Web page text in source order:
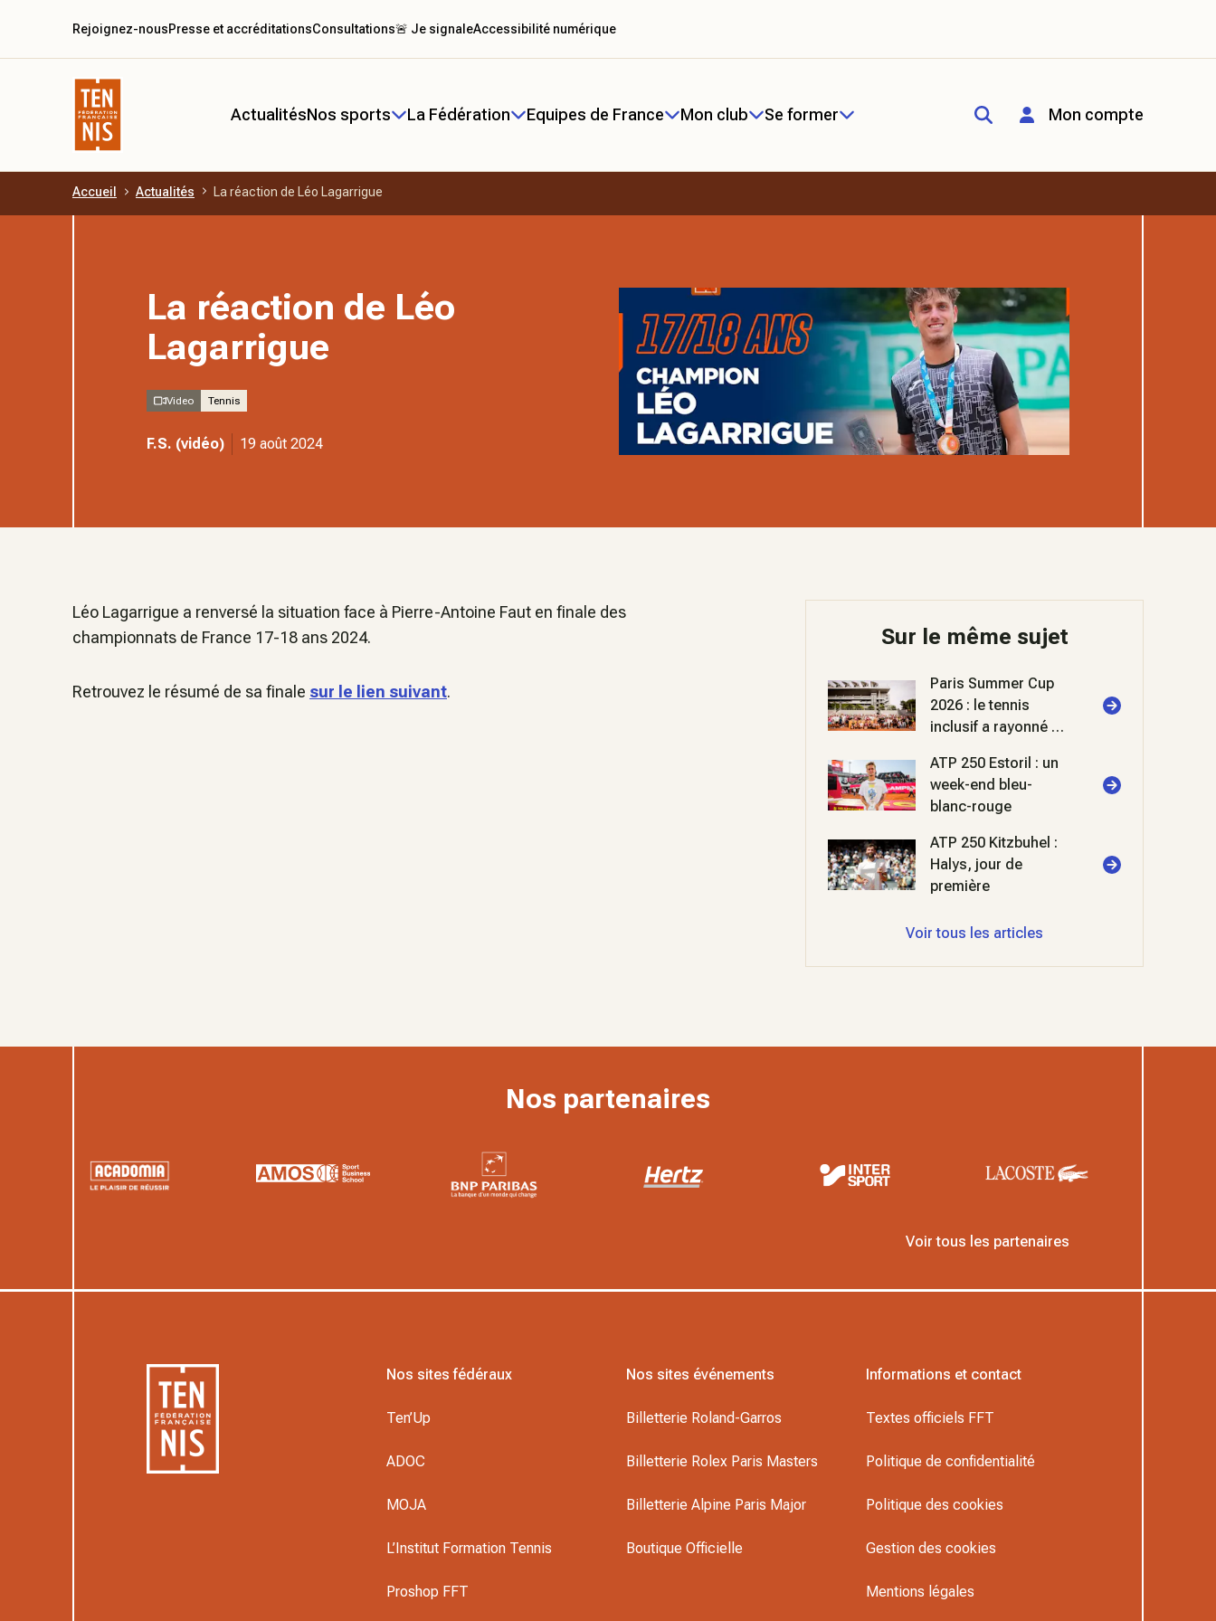
Aller au contenu principal
ActualitésNos sports La Fédération Equipes de France Mon club Se former Mon compte
Rejoignez-nousPresse et accréditationsConsultations🚨 Je signaleAccessibilité numérique
Accueil Actualités La réaction de Léo Lagarrigue
La réaction de Léo
Lagarrigue
Video Tennis
F.S. (vidéo) 19 août 2024
Léo Lagarrigue a renversé la situation face à Pierre-Antoine Faut en finale des
championnats de France 17-18 ans 2024.
Retrouvez le résumé de sa finale sur le lien suivant.
Sur le même sujet
Paris Summer Cup
2026 : le tennis
inclusif a rayonné à
ATP 250 Estoril : un
week-end bleu-
blanc-rouge
ATP 250 Kitzbuhel :
Halys, jour de
première
Voir tous les articles
Nos partenaires
Voir tous les partenaires
Nos sites fédéraux
Ten’Up
ADOC
MOJA
L’Institut Formation Tennis
Proshop FFT
Nos sites événements
Billetterie Roland-Garros
Billetterie Rolex Paris Masters
Billetterie Alpine Paris Major
Boutique Officielle
Informations et contact
Textes officiels FFT
Politique de confidentialité
Politique des cookies
Gestion des cookies
Mentions légales